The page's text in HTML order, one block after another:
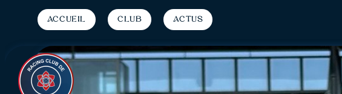
Accueil Club Actus